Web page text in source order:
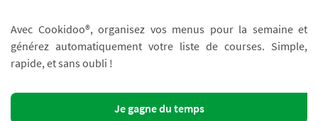
Avec Cookidoo®, organisez vos menus pour la semaine et
générez automatiquement votre liste de courses. Simple,
rapide, et sans oubli !
Je gagne du temps